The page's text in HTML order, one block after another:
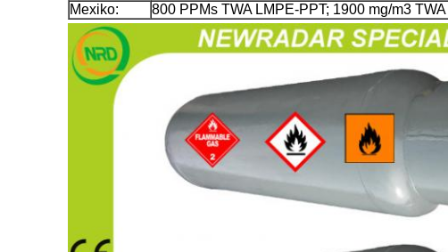
Mexiko:
800 PPMs TWA LMPE-PPT; 1900 mg/m3